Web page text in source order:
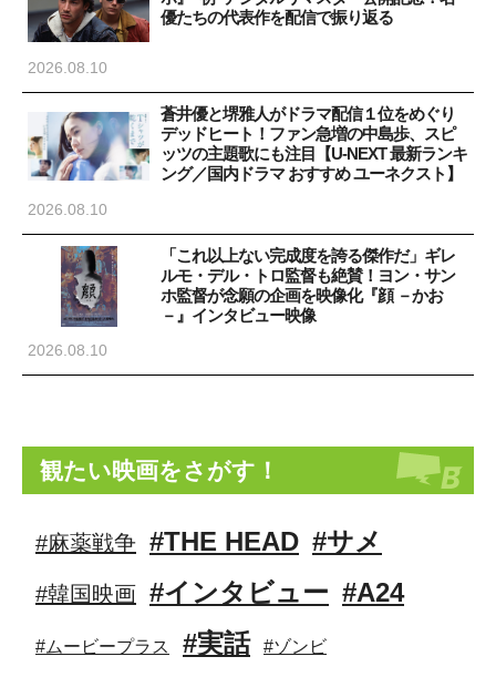
優たちの代表作を配信で振り返る
2026.08.10
蒼井優と堺雅人がドラマ配信１位をめぐり
デッドヒート！ファン急増の中島歩、スピ
ッツの主題歌にも注目【U-NEXT 最新ランキ
ング／国内ドラマ おすすめ ユーネクスト】
2026.08.10
「これ以上ない完成度を誇る傑作だ」ギレ
ルモ・デル・トロ監督も絶賛！ヨン・サン
ホ監督が念願の企画を映像化『顔 －かお
－』インタビュー映像
2026.08.10
観たい映画をさがす！
#麻薬戦争 #THE HEAD #サメ
#韓国映画 #インタビュー #A24
#ムービープラス #実話 #ゾンビ